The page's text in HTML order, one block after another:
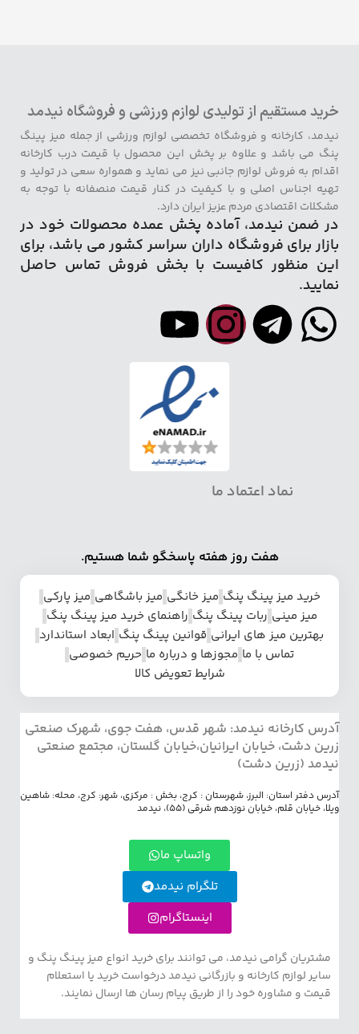
خرید مستقیم از تولیدی لوازم ورزشی و فروشگاه نیدمد
نیدمد، کارخانه و فروشگاه تخصصی لوازم ورزشی از جمله میز پینگ
پنگ می باشد و علاوه بر پخش این محصول با قیمت درب کارخانه
اقدام به فروش لوازم جانبی نیز می نماید و همواره سعی در تولید و
تهیه اجناس اصلی و با کیفیت در کنار قیمت منصفانه با توجه به
مشکلات اقتصادی مردم عزیز ایران دارد.
در ضمن نیدمد، آماده پخش عمده محصولات خود در
بازار برای فروشگاه داران سراسر کشور می باشد، برای
این منظور کافیست با بخش فروش تماس حاصل
نمایید.
نماد اعتماد ما
هفت روز هفته پاسخگو شما هستیم.
خرید میز پینگ پنگ میز خانگی میز باشگاهی میز پارکی
میز مینی ربات پینگ پنگ راهنمای خرید میز پینگ پنگ
بهترین میز های ایرانی قوانین پینگ پنگ ابعاد استاندارد
تماس با ما مجوزها و درباره ما حریم خصوصی
شرایط تعویض کالا
آدرس کارخانه نیدمد: شهر قدس، هفت جوی، شهرک صنعتی
زرین دشت، خیابان ایرانیان،خیابان گلستان، مجتمع صنعتی
نیدمد (زرین دشت)
آدرس دفتر استان: البرز، شهرستان : کرج، بخش : مرکزی، شهر: کرج، محله: شاهین
ویلا، خیابان قلم، خیابان نوزدهم شرقی (55)، نیدمد
واتساپ ما
تلگرام نیدمد
اینستاگرام
مشتریان گرامی نیدمد، می توانند برای خرید انواع میز پینگ پنگ و
سایر لوازم کارخانه و بازرگانی نیدمد درخواست خرید یا استعلام
قیمت و مشاوره خود را از طریق پیام رسان ها ارسال نمایند.